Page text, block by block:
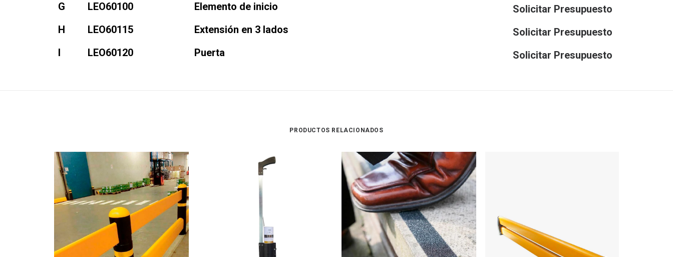
G
LEO60100 Elemento de inicio
Solicitar Presupuesto
H
LEO60115 Extensión en 3 lados
Solicitar Presupuesto
I
LEO60120 Puerta Solicitar Presupuesto
PRODUCTOS RELACIONADOS